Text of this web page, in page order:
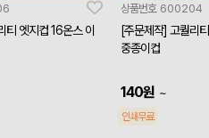
티 엣지컵 16온스 이
상품번호 600204
[주문제작] 고퀄리
중종이컵
140원 ~
인쇄무료